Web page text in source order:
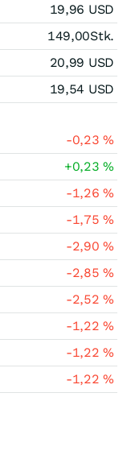
19,96 USD
149,00Stk.
20,99 USD
19,54 USD
-0,23%
+0,23%
-1,26%
-1,75%
-2,90%
-2,85%
-2,52%
-1,22%
-1,22%
-1,22%